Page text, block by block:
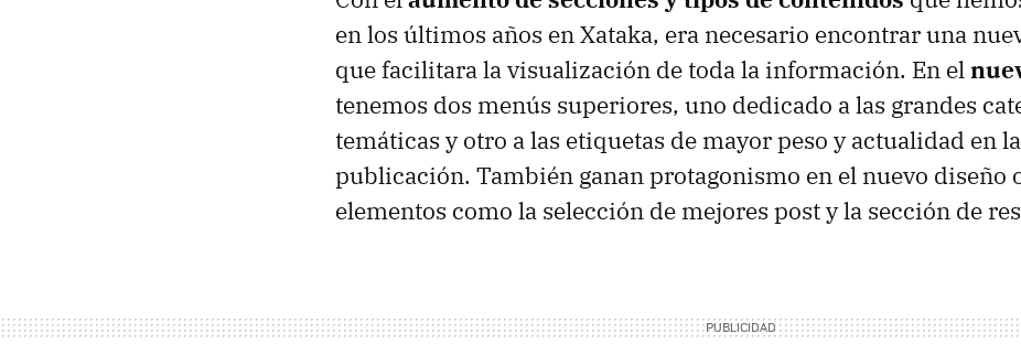
en los últimos años en Xataka, era necesario encontrar una
que facilitara la visualización de toda la información. En el
tenemos dos menús superiores, uno dedicado a las grandes
temáticas y otro a las etiquetas de mayor peso y actualidad en la
publicación. También ganan protagonismo en el nuevo diseño
elementos como la selección de mejores post y la sección de